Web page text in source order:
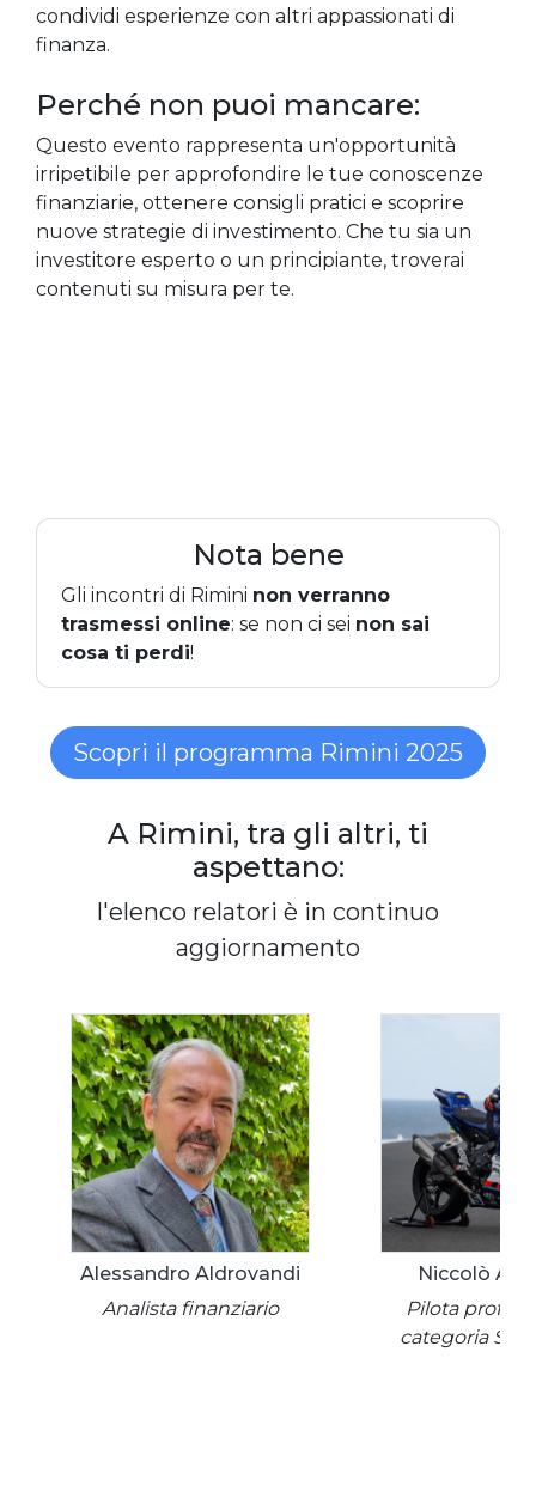
condividi esperienze con altri appassionati di
finanza.
Perché non puoi mancare:
Questo evento rappresenta un'opportunità
irripetibile per approfondire le tue conoscenze
finanziarie, ottenere consigli pratici e scoprire
nuove strategie di investimento. Che tu sia un
investitore esperto o un principiante, troverai
contenuti su misura per te.
Nota bene
Gli incontri di Rimini non verranno
trasmessi online: se non ci sei non sai
cosa ti perdi!
Scopri il programma Rimini 2025
A Rimini, tra gli altri, ti
aspettano:
l'elenco relatori è in continuo
aggiornamento
Alessandro Aldrovandi
Analista finanziario
Niccolò
Pilota
categoria